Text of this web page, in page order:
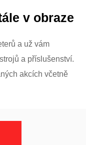
v obraze
a už vám
a příslušenství.
akcích včetně